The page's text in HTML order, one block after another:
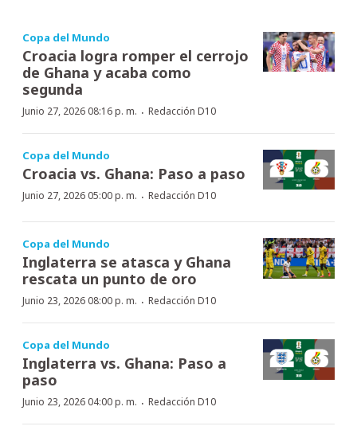
Copa del Mundo
Croacia logra romper el cerrojo
de Ghana y acaba como
segunda
Junio 27, 2026 08:16 p. m. · Redacción D10
Copa del Mundo
Croacia vs. Ghana: Paso a paso
Junio 27, 2026 05:00 p. m. · Redacción D10
Copa del Mundo
Inglaterra se atasca y Ghana
rescata un punto de oro
Junio 23, 2026 08:00 p. m. · Redacción D10
Copa del Mundo
Inglaterra vs. Ghana: Paso a
paso
Junio 23, 2026 04:00 p. m. · Redacción D10